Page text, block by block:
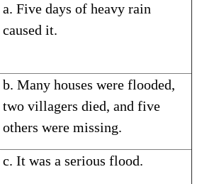
a. Five days of heavy rain
caused it.
b. Many houses were flooded,
two villagers died, and five
others were missing.
c. It was a serious flood.